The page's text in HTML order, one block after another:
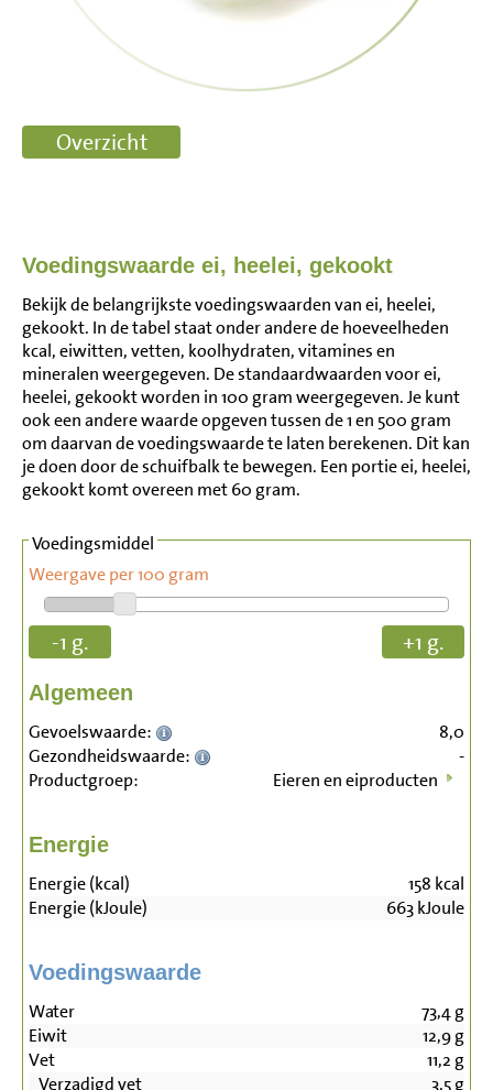
Voedingswaarde ei, heelei, gekookt
Bekijk de belangrijkste voedingswaarden van ei, heelei,
gekookt. In de tabel staat onder andere de hoeveelheden
kcal, eiwitten, vetten, koolhydraten, vitamines en
mineralen weergegeven. De standaardwaarden voor ei,
heelei, gekookt worden in 100 gram weergegeven. Je kunt
ook een andere waarde opgeven tussen de 1 en 500 gram
om daarvan de voedingswaarde te laten berekenen. Dit kan
je doen door de schuifbalk te bewegen. Een portie ei, heelei,
gekookt komt overeen met 60 gram.
Voedingsmiddel
Weergave per 100 gram
-1 g. +1 g.
Algemeen
Gevoelswaarde:
8,0
Gezondheidswaarde:
-
Productgroep:
Eieren en eiproducten
Energie
Energie (kcal) 158 kcal
Energie (kJoule)
663kJoule
Voedingswaarde
Water 73,4g
Eiwit
12,9g
Vet
11,2 g
Verzadigd vet
3,5g